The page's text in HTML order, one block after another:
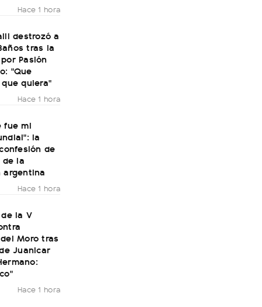
Hace 1 hora
destrozó a
tras la
Pasión
"Que
quiera"
Hace 1 hora
fue mi
la
de
la
argentina
Hace 1 hora
la V
Moro tras
Juanicar
Hace 1 hora